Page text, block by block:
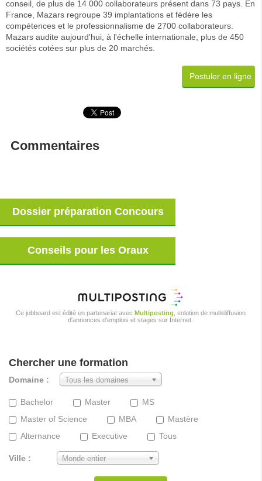
conseil, de plus de 14 000 collaborateurs présent dans 73 pays. En
France, Mazars regroupe 39 implantations et fédère les
compétences et le professionnalisme de 2700 collaborateurs.
Mazars audite aujourd'hui, à l'échelle internationale, plus de 450
sociétés cotées sur plus de 20 marchés.
Postuler en ligne
Commentaires
Dossier préparation Concours
Conseils pour les Oraux
Ce jobboard est édité en partenariat avec Multiposting , solution de multidiffusion
d'annonces d'emplois et stages sur Internet.
Chercher une formation
Domaine : Tous les domaines
Bachelor Master
MS
Master of Science
MBA
Mastère
Alternance
Executive Tous
Ville : Monde entier